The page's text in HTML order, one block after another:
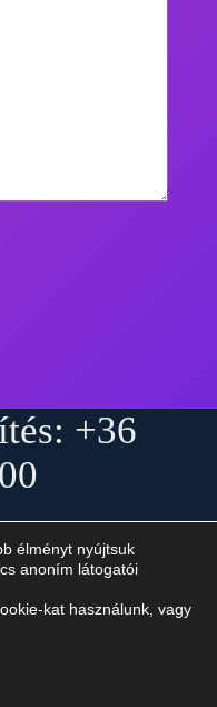
+36
élményt nyújtsuk
anoním látogatói
kat használunk, vagy